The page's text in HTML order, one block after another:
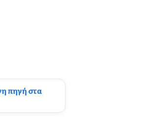
πηγή στα